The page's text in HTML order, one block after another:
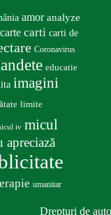
amor analyze
carte carti carti de
Coronavirus
educatie
imagini
limite
iv micul
apreciază
umanitar
Drepturi de